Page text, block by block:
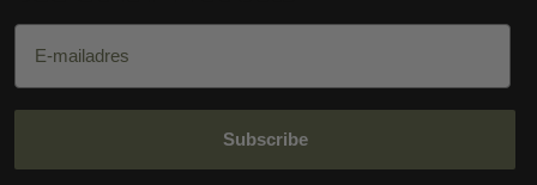
E-mailadres
Subscribe